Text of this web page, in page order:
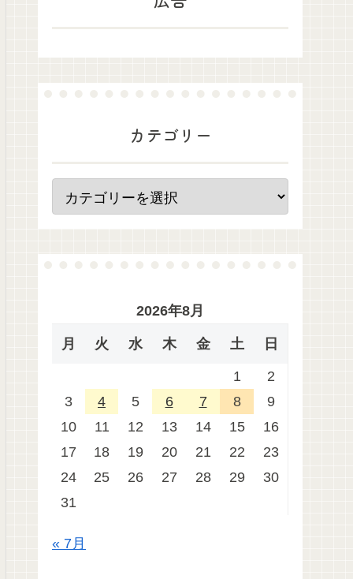
カテゴリー
2026年8月
月 火 水 木 金 土 日
1
2
3
4 5 6 7 8
9
10
11 12 13 14 15
16
17
18 19 20 21 22
23
24
25 26 27 28 29
30
31
« 7月